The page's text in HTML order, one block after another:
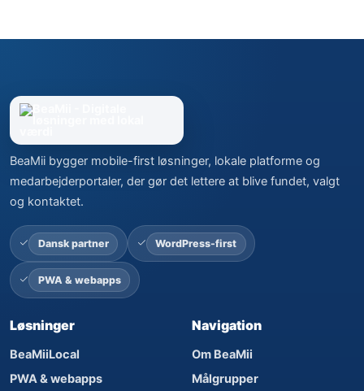
BeaMii bygger mobile-first løsninger, lokale platforme og
medarbejderportaler, der gør det lettere at blive fundet, valgt
og kontaktet.
Dansk partner WordPress-first
PWA & webapps
Løsninger
BeaMiiLocal
PWA & webapps
Navigation
Om BeaMii
Målgrupper